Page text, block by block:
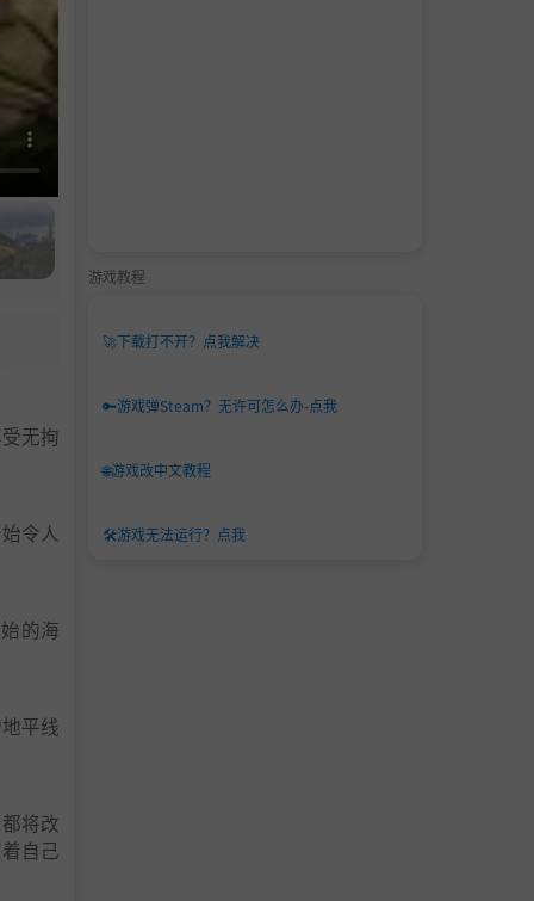
无拘
令人
的海
平线
将改
自己
游戏教程
🚀下载打不开？点我解决
🔑游戏弹Steam？无许可怎么办-点我
🌐游戏改中文教程
🛠️游戏无法运行？点我